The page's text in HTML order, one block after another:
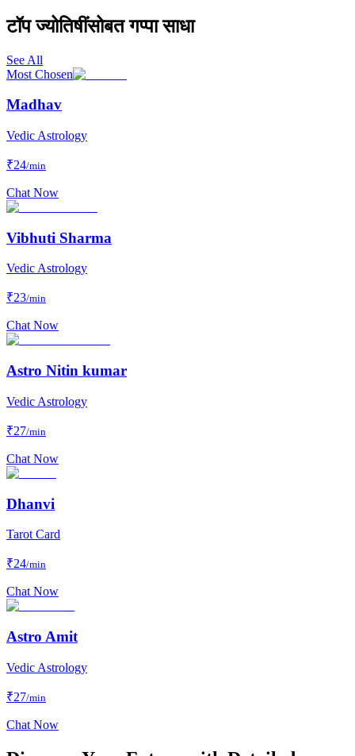
टॉप ज्योतिषींसोबत गप्पा साधा
See All
Most Chosen
Madhav
Vedic Astrology
₹24/min
Chat Now
Vibhuti Sharma
Vedic Astrology
₹23/min
Chat Now
Astro Nitin kumar
Vedic Astrology
₹27/min
Chat Now
Dhanvi
Tarot Card
₹24/min
Chat Now
Astro Amit
Vedic Astrology
₹27/min
Chat Now